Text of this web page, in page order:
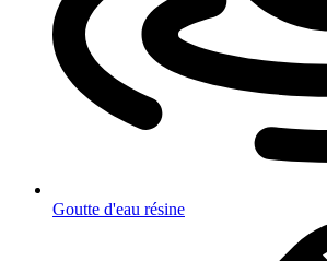
Goutte d'eau résine